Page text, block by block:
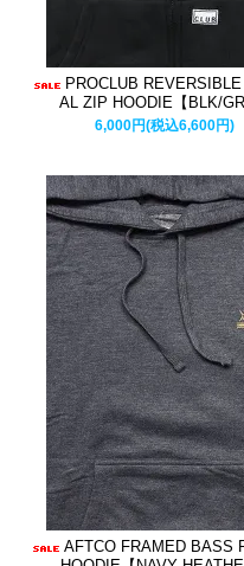
PROCLUB
AL ZIP HOODIE【BLK/
6,000円(税込6,600円)
AFTCO FRAMED BASS